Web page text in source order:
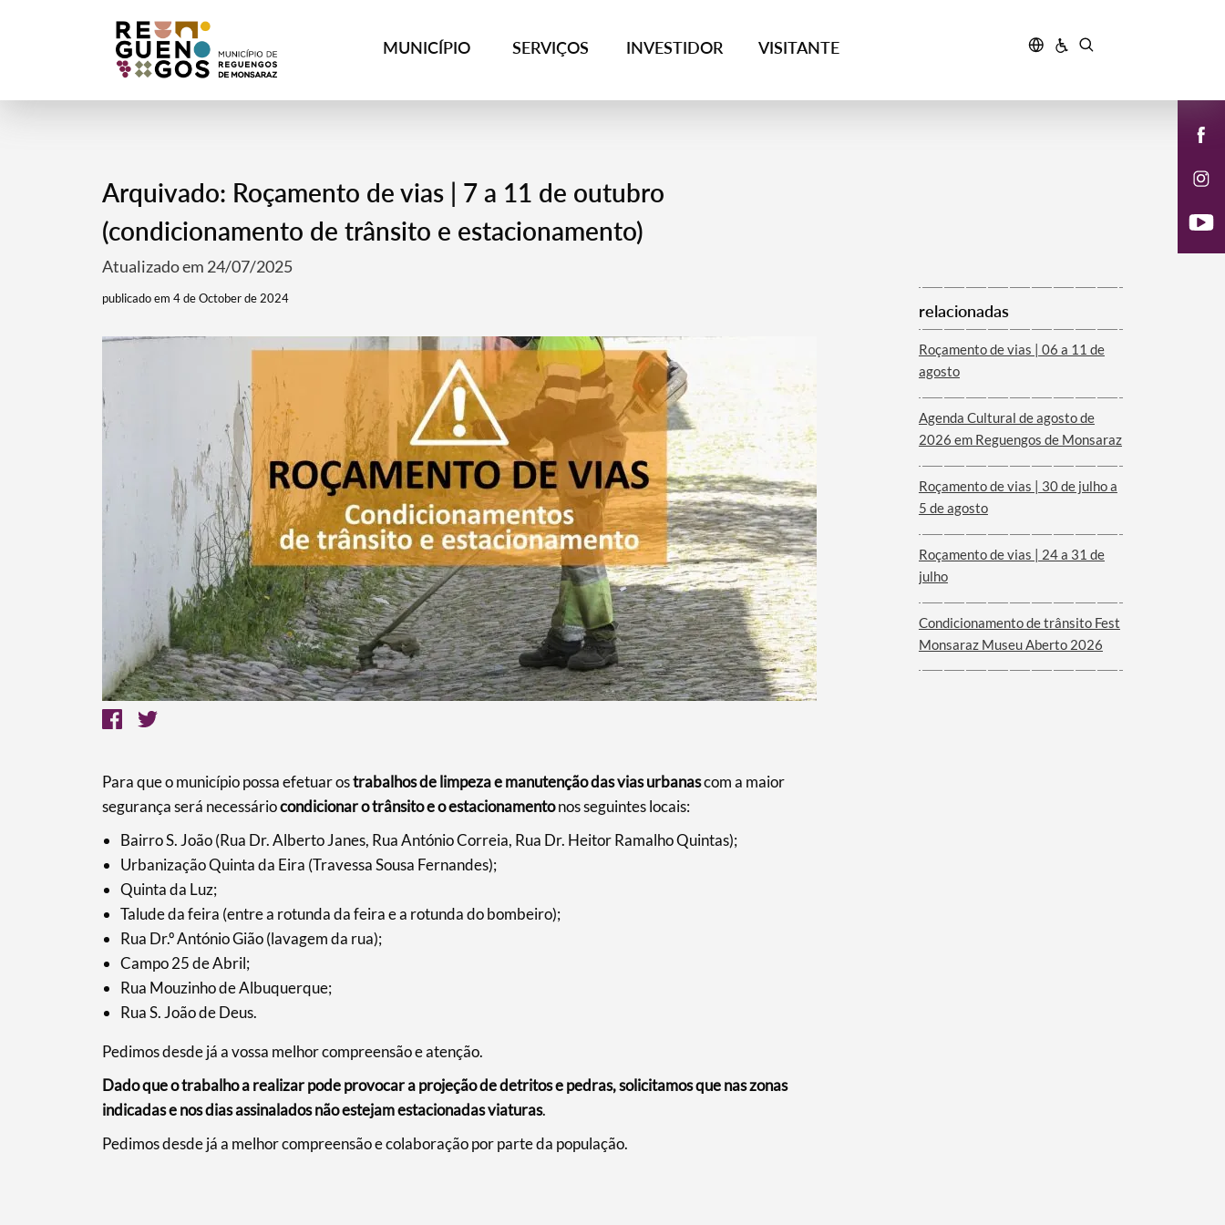
MUNICÍPIO SERVIÇOS INVESTIDOR VISITANTE
Termo de Pesquisa
Filtros
Arquivado: Roçamento de vias | 7 a 11 de outubro
(condicionamento de trânsito e estacionamento)
Atualizado em 24/07/2025
publicado em 4 de October de 2024
Para que o município possa efetuar ostrabalhos de limpeza e manutenção das vias urbanascom a maior
segurança será necessáriocondicionar o trânsito e o estacionamentonos seguintes locais:
Bairro S. João (Rua Dr. Alberto Janes, Rua António Correia, Rua Dr. Heitor Ramalho Quintas);
Urbanização Quinta da Eira (Travessa Sousa Fernandes);
Quinta da Luz;
Talude da feira (entre a rotunda da feira e a rotunda do bombeiro);
Rua Dr.º António Gião (lavagem da rua);
Campo 25 de Abril;
Rua Mouzinho de Albuquerque;
Rua S. João de Deus.
Pedimos desde já a vossa melhor compreensão e atenção.
Dado que o trabalho a realizar pode provocar a projeção de detritos e pedras, solicitamos que nas zonas
indicadas e nos dias assinalados não estejam estacionadas viaturas.
Pedimos desde já a melhor compreensão e colaboração por parte da população.
relacionadas
Roçamento de vias | 06 a 11 de
agosto
Agenda Cultural de agosto de
2026 em Reguengos de Monsaraz
Roçamento de vias | 30 de julho a
5 de agosto
Roçamento de vias | 24 a 31 de
julho
Condicionamento de trânsito Fest
Monsaraz Museu Aberto 2026